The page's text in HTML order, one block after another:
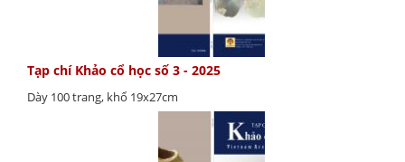
Tạp chí Khảo cổ học số 3 - 2025
Dày 100 trang, khổ 19x27cm